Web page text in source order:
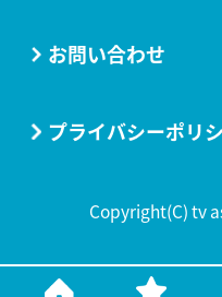
お問い合わせ
プライバシーポリ
Copyright(C) tv